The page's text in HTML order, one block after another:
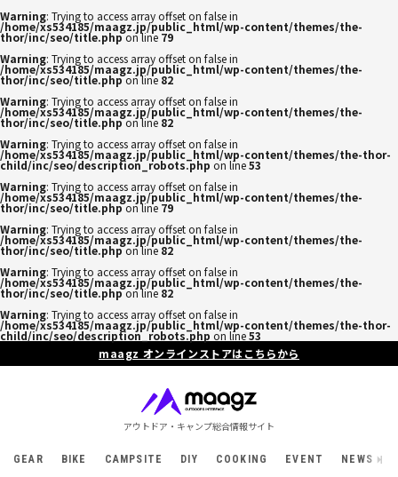
Warning: Trying to access array offset on false in
/home/xs534185/maagz.jp/public_html/wp-content/themes/the-
thor/inc/seo/title.phpon line 79
Warning: Trying to access array offset on false in
/home/xs534185/maagz.jp/public_html/wp-content/themes/the-
thor/inc/seo/title.phpon line 82
Warning: Trying to access array offset on false in
/home/xs534185/maagz.jp/public_html/wp-content/themes/the-
thor/inc/seo/title.phpon line 82
Warning: Trying to access array offset on false in
/home/xs534185/maagz.jp/public_html/wp-content/themes/the-thor-
child/inc/seo/description_robots.php on line53
Warning: Trying to access array offset on false in
/home/xs534185/maagz.jp/public_html/wp-content/themes/the-
thor/inc/seo/title.phpon line 79
Warning: Trying to access array offset on false in
/home/xs534185/maagz.jp/public_html/wp-content/themes/the-
thor/inc/seo/title.phpon line 82
Warning: Trying to access array offset on false in
/home/xs534185/maagz.jp/public_html/wp-content/themes/the-
thor/inc/seo/title.phpon line 82
Warning: Trying to access array offset on false in
/home/xs534185/maagz.jp/public_html/wp-content/themes/the-thor-
child/inc/seo/description_robots.php on line53
maagz オンラインストアはこちらから
アウトドア・キャンプ総合情報サイト
GEAR BIKE CAMPSITE DIY COOKING EVENT NEWS